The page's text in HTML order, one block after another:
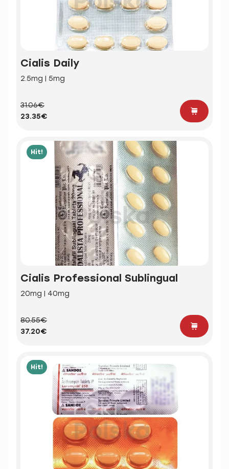
Cialis Daily
2.5mg | 5mg
31.06€
23.35€
Hit!
Cialis Professional Sublingual
20mg | 40mg
80.55€
37.20€
Hit!